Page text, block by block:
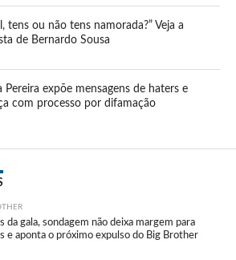
tens ou não tens namorada?” Veja a
de Bernardo Sousa
Pereira expõe mensagens de haters e
com processo por difamação
da gala, sondagem não deixa margem para
e aponta o próximo expulso do Big Brother